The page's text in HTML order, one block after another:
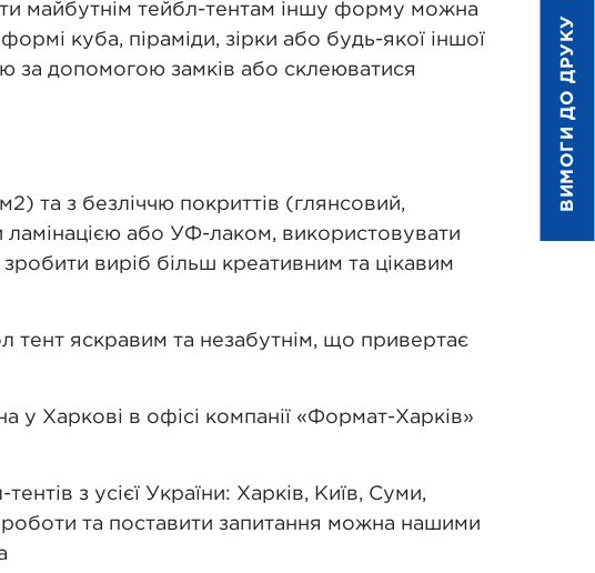
майбутнім тейбл-тентам іншу форму можна
куба, піраміди, зірки або будь-якої іншої
за допомогою замків або склеюватися
та з безліччю покриттів (глянсовий,
або УФ-лаком, використовувати
виріб більш креативним та цікавим
тент яскравим та незабутнім, що привертає
у Харкові в офісі компанії «Формат-Харків»
з усієї України: Харків, Київ, Суми,
та поставити запитання можна нашими
ВИМОГИ ДО ДРУКУ